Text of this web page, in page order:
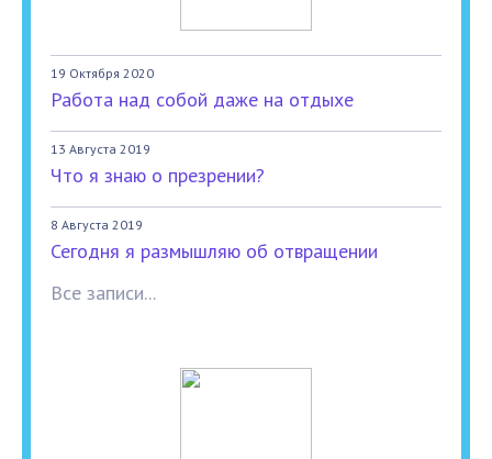
19 Октября 2020
Работа над собой даже на отдыхе
13 Августа 2019
Что я знаю о презрении?
8 Августа 2019
Сегодня я размышляю об отвращении
Все записи...